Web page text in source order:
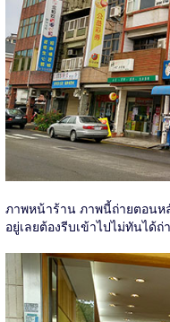
ภาพหน้าร้าน ภาพนี้ถ่ายตอนห
อยู่เลยต้องรีบเข้าไปไม่ทันได้ถ่